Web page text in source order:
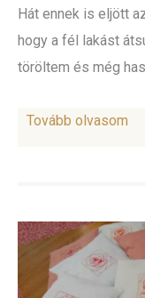
Hát ennek is eljött
hogy a fél lakást
töröltem és még
Tovább olvasom